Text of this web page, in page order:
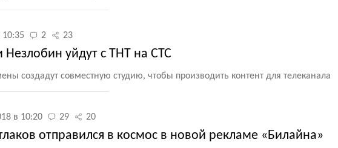
10:35 2 23
Незлобин уйдут с ТНТ на СТС
создадут совместную студию, чтобы производить контент для телеканала
в 10:20 29 20
отправился в космос в новой рекламе «Билайна»